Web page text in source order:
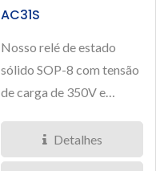
AC31S
Nosso relé de estado
sólido SOP-8 com tensão
de carga de 350V e
100mA... Detalhes